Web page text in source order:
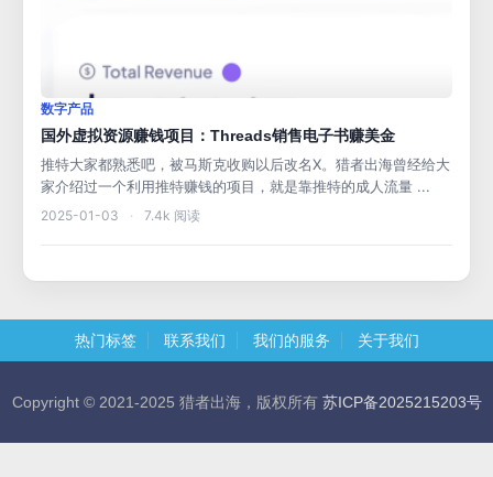
数字产品
国外虚拟资源赚钱项目：Threads销售电子书赚美金
推特大家都熟悉吧，被马斯克收购以后改名X。猎者出海曾经给大
家介绍过一个利用推特赚钱的项目，就是靠推特的成人流量 ...
2025-01-03 · 7.4k 阅读
热门标签 联系我们 我们的服务 关于我们
Copyright © 2021-2025 猎者出海，版权所有 苏ICP备2025215203号